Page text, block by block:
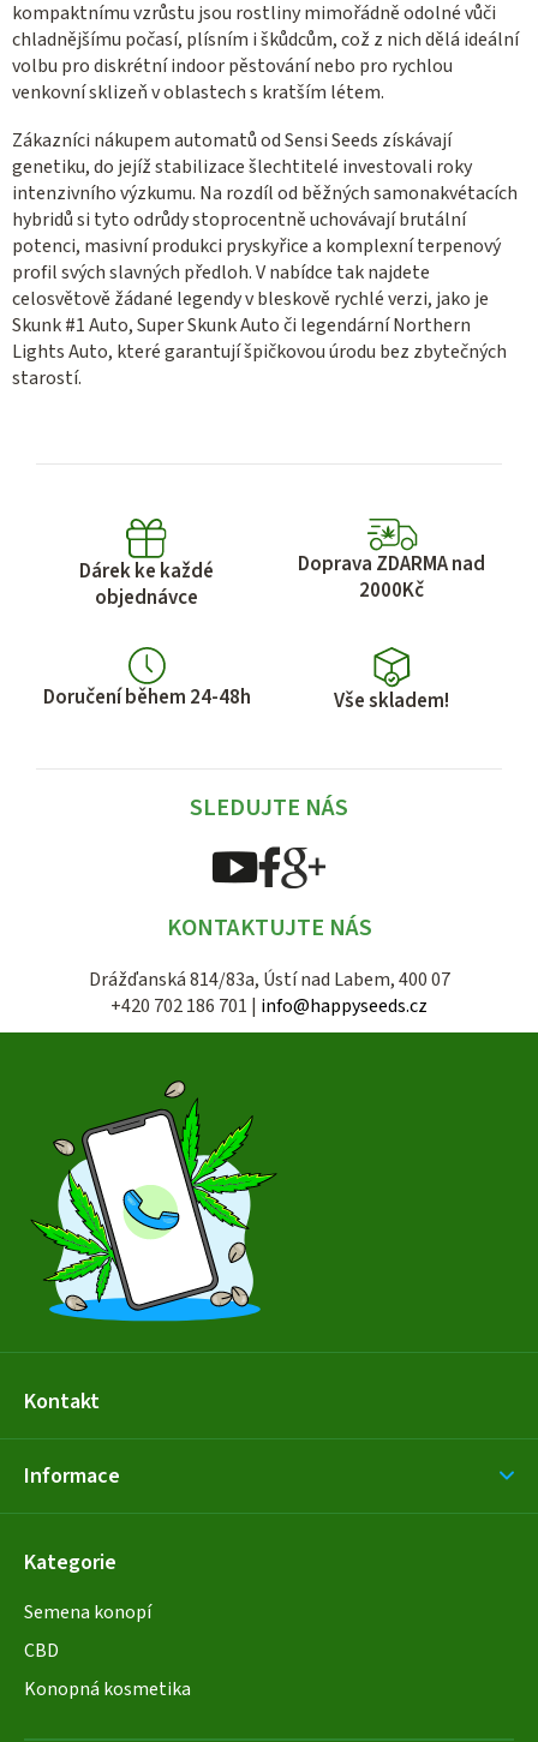
kompaktnímu vzrůstu jsou rostliny mimořádně odolné vůči
chladnějšímu počasí, plísním i škůdcům, což z nich dělá ideální
volbu pro diskrétní indoor pěstování nebo pro rychlou
venkovní sklizeň v oblastech s kratším létem.
Zákazníci nákupem automatů od Sensi Seeds získávají
genetiku, do jejíž stabilizace šlechtitelé investovali roky
intenzivního výzkumu. Na rozdíl od běžných samonakvétacích
hybridů si tyto odrůdy stoprocentně uchovávají brutální
potenci, masivní produkci pryskyřice a komplexní terpenový
profil svých slavných předloh. V nabídce tak najdete
celosvětově žádané legendy v bleskově rychlé verzi, jako je
Skunk #1 Auto, Super Skunk Auto či legendární Northern
Lights Auto, které garantují špičkovou úrodu bez zbytečných
starostí.
Dárek ke každé
objednávce
Doprava ZDARMA nad
2000Kč
Doručení během 24-48h Vše skladem!
SLEDUJTE NÁS
KONTAKTUJTE NÁS
Drážďanská 814/83a, Ústí nad Labem, 400 07
+420 702 186 701 | info@happyseeds.cz
Kontakt
Informace
Kategorie
Semena konopí
CBD
Konopná kosmetika